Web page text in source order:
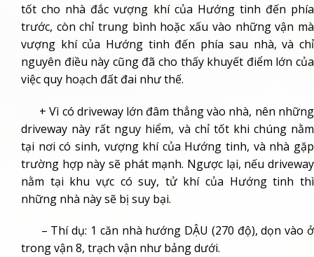
tốt cho nhà đắc vượng khí của Hướng tinh đến phía
trước, còn chỉ trung bình hoặc xấu vào những vận mà
vượng khí của Hướng tinh đến phía sau nhà, và chỉ
nguyên điều này cũng đã cho thấy khuyết điểm lớn của
việc quy hoạch đất đai như thế.
+ Vì có driveway lớn đâm thẳng vào nhà, nên những
driveway này rất nguy hiểm, và chỉ tốt khi chúng nằm
tại nơi có sinh, vượng khí của Hướng tinh, và nhà gặp
trường hợp này sẽ phát mạnh. Ngược lại, nếu driveway
nằm tại khu vực có suy, tử khí của Hướng tinh thì
những nhà này sẽ bị suy bại.
– Thí dụ: 1 căn nhà hướng DẬU (270 độ), dọn vào ở
trong vận 8, trạch vận như bảng dưới.